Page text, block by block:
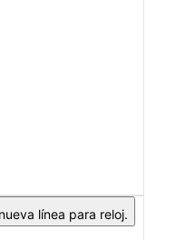
línea para reloj.